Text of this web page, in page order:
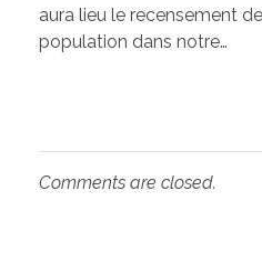
aura lieu le recensement
population dans notre…
Comments are closed.